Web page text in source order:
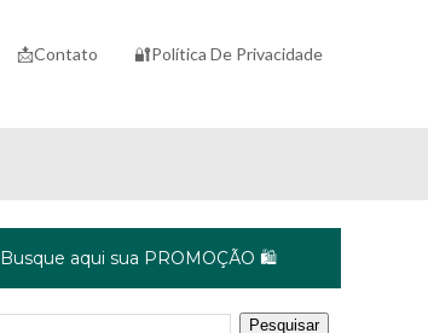
📩Contato 🔐Política De Privacidade
Busque aqui sua PROMOÇÃO 🛍️